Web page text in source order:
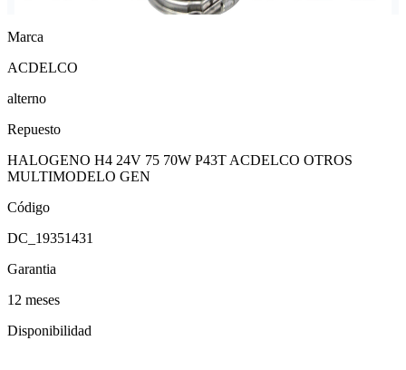
Marca
ACDELCO
alterno
Repuesto
HALOGENO H4 24V 75 70W P43T ACDELCO OTROS
MULTIMODELO GEN
Código
DC_19351431
Garantia
12 meses
Disponibilidad